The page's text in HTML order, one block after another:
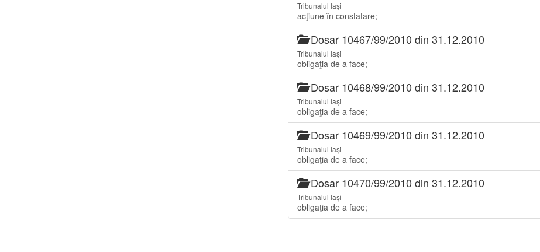
Tribunalul Iași
acţiune în constatare;
Dosar 10467/99/2010 din 31.12.2010
Tribunalul Iași
obligaţia de a face;
Dosar 10468/99/2010 din 31.12.2010
Tribunalul Iași
obligaţia de a face;
Dosar 10469/99/2010 din 31.12.2010
Tribunalul Iași
obligaţia de a face;
Dosar 10470/99/2010 din 31.12.2010
Tribunalul Iași
obligaţia de a face;